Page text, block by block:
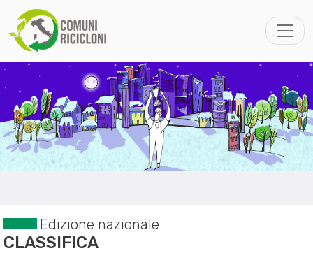
Edizione nazionale
CLASSIFICA